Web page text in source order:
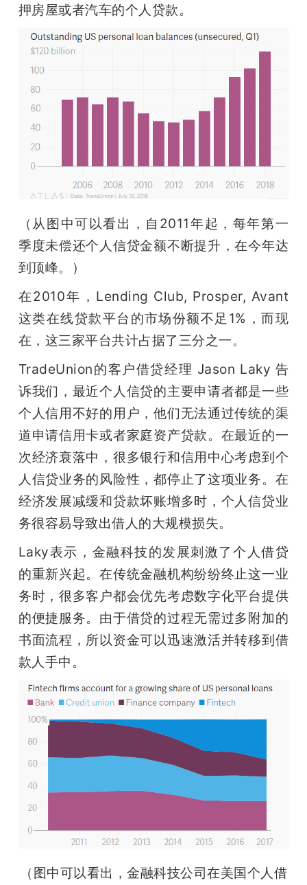
搞
押房屋或者汽车的个人贷款。
（从图中可以看出，自2011年起，每年第一
季度未偿还个人信贷金额不断提升，在今年达
到顶峰。）
在2010年，Lending Club, Prosper, Avant
这类在线贷款平台的市场份额不足1%，而现
在，这三家平台共计占据了三分之一。
TradeUnion的客户借贷经理 Jason Laky 告
诉我们，最近个人信贷的主要申请者都是一些
个人信用不好的用户，他们无法通过传统的渠
道申请信用卡或者家庭资产贷款。在最近的一
次经济衰落中，很多银行和信用中心考虑到个
人信贷业务的风险性，都停止了这项业务。在
经济发展减缓和贷款坏账增多时，个人信贷业
务很容易导致出借人的大规模损失。
Laky表示，金融科技的发展刺激了个人借贷
的重新兴起。在传统金融机构纷纷终止这一业
务时，很多客户都会优先考虑数字化平台提供
的便捷服务。由于借贷的过程无需过多附加的
书面流程，所以资金可以迅速激活并转移到借
款人手中。
（图中可以看出，金融科技公司在美国个人借